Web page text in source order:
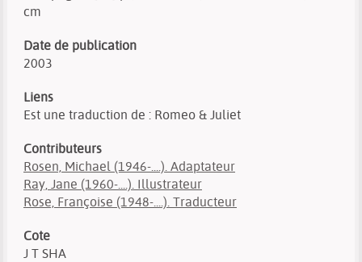
cm
Date de publication
2003
Liens
Est une traduction de : Romeo & Juliet
Contributeurs
Rosen, Michael (1946-....). Adaptateur
Ray, Jane (1960-....). Illustrateur
Rose, Françoise (1948-....). Traducteur
Cote
J T SHA